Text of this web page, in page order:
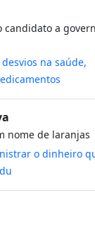
candidato a
na saúde,
nome de laranjas
o dinheiro